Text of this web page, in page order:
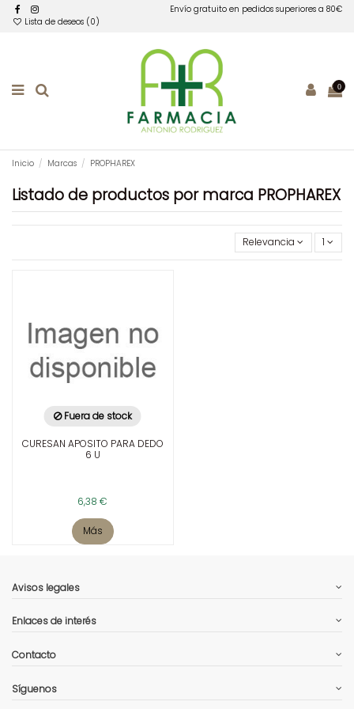
Envío gratuito en pedidos superiores a 80€
Lista de deseos (0 )
0
Inicio Marcas PROPHAREX
Listado de productos por marca PROPHAREX
Relevancia 1
Fuera de stock
CURESAN APOSITO PARA DEDO
6 U
6,38 €
Más
Avisos legales
Enlaces de interés
Contacto
Síguenos